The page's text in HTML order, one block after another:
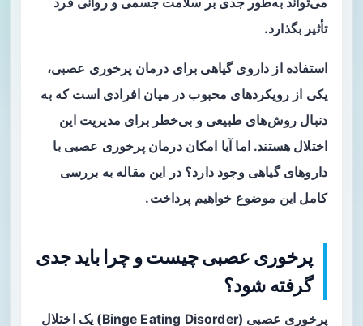
تأثیر بگذارد.
استفاده از داروی گیاهی برای درمان پرخوری عصبی،
یکی از رویکردهای محبوب در میان افرادی است که به
دنبال روش‌های طبیعی و بی‌خطر برای مدیریت این
اختلال هستند. اما آیا امکان درمان پرخوری عصبی با
داروهای گیاهی وجود دارد؟ در این مقاله به بررسی
کامل این موضوع خواهیم پرداخت.
پرخوری عصبی چیست و چرا باید جدی
گرفته شود؟
پرخوری عصبی (Binge Eating Disorder) یک اختلال